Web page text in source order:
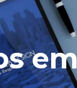
em